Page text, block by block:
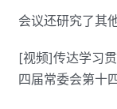
会议还研究了其
[视频]传达学习
四届常委会第十